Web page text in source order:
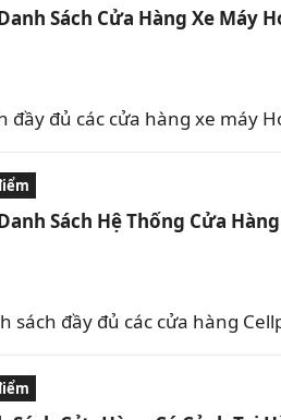
Sách Cửa Hàng Xe Máy
đầy đủ các cửa hàng xe máy
Sách Hệ Thống Cửa
sách đầy đủ các cửa hàng